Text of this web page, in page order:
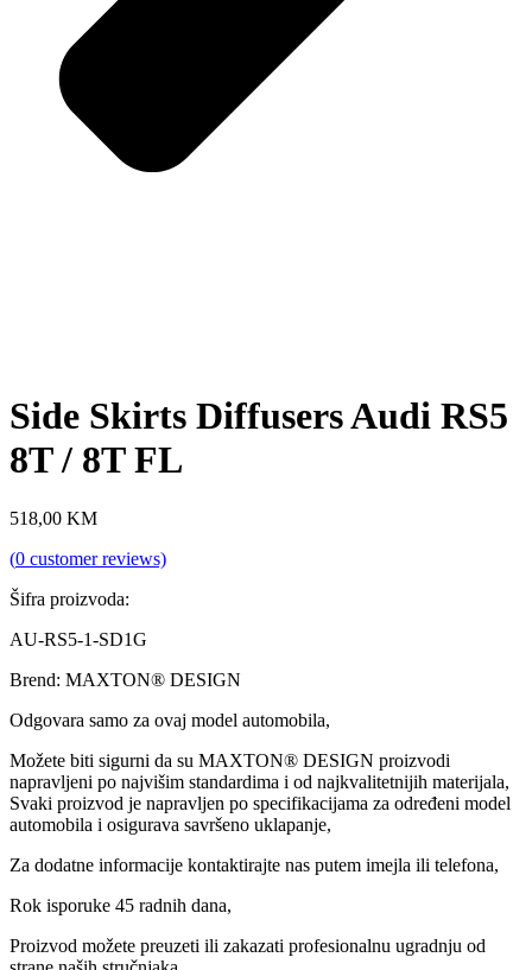
Side Skirts Diffusers Audi RS5
8T / 8T FL
518,00 KM
(0 customer reviews)
Šifra proizvoda:
AU-RS5-1-SD1G
Brend: MAXTON® DESIGN
Odgovara samo za ovaj model automobila,
Možete biti sigurni da su MAXTON® DESIGN proizvodi
napravljeni po najvišim standardima i od najkvalitetnijih materijala,
Svaki proizvod je napravljen po specifikacijama za određeni model
automobila i osigurava savršeno uklapanje,
Za dodatne informacije kontaktirajte nas putem imejla ili telefona,
Rok isporuke 45 radnih dana,
Proizvod možete preuzeti ili zakazati profesionalnu ugradnju od